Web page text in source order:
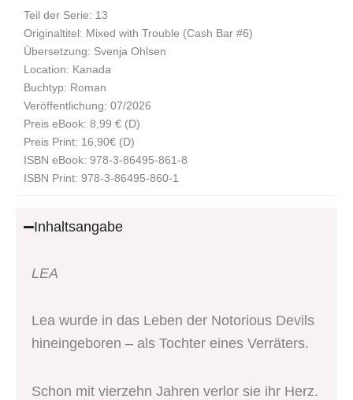
Teil der Serie: 13
Originaltitel: Mixed with Trouble (Cash Bar #6)
Übersetzung: Svenja Ohlsen
Location: Kanada
Buchtyp: Roman
Veröffentlichung: 07/2026
Preis eBook: 8,99 € (D)
Preis Print: 16,90€ (D)
ISBN eBook: 978-3-86495-861-8
ISBN Print: 978-3-86495-860-1
Inhaltsangabe
LEA
Lea wurde in das Leben der Notorious Devils
hineingeboren – als Tochter eines Verräters.
Schon mit vierzehn Jahren verlor sie ihr Herz.